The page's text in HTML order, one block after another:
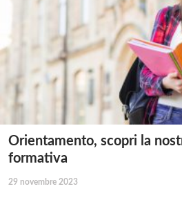
Orientamento, scopri la
formativa
29 novembre 2023